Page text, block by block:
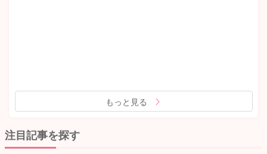
もっと見る
注目記事を探す